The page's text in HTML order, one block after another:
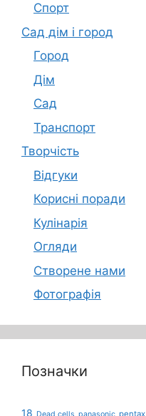
Спорт
Сад дім і город
Город
Дім
Сад
Транспорт
Творчість
Відгуки
Корисні поради
Кулінарія
Огляди
Створене нами
Фотографія
Позначки
18